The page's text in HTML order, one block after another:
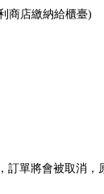
商店繳納給櫃臺)
訂單將會被取消